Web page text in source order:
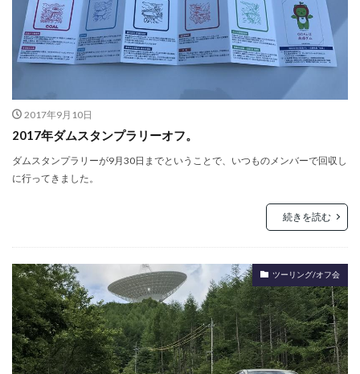
2017年9月10日
2017年ダムスタンプラリーオフ。
ダムスタンプラリーが9月30日までということで、いつものメンバーで回収し
に行ってきました。
続きを読む
ツーリング/オフ会